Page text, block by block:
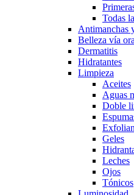
Todas
Antimanchas
Belleza vía
Dermatitis
Hidratantes
Limpieza
Aceites
Aguas
Doble
Geles
Leches
Ojos
Tónicos